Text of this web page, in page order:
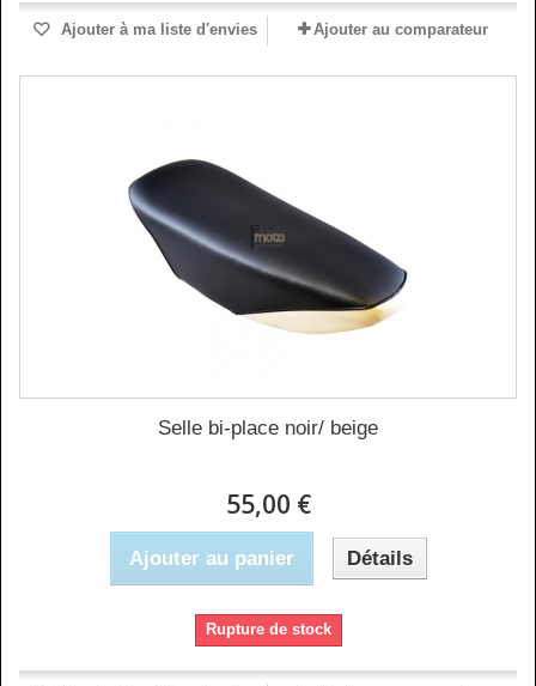
Ajouter à ma liste d'envies Ajouter au comparateur
Selle bi-place noir/ beige
55,00 €
Ajouter au panier Détails
Rupture de stock